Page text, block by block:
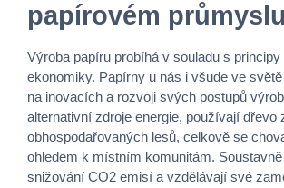
papírovém průmyslu
Výroba papíru probíhá v souladu s
ekonomiky. Papírny u nás i všude ve
na inovacích a rozvoji svých postupů
alternativní zdroje energie, používají dřevo
obhospodařovaných lesů, celkově se
ohledem k místním komunitám.
snižování CO2 emisí a vzdělávají své